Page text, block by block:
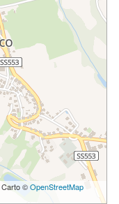
Carto ©OpenStreetMap